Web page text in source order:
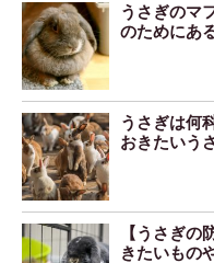
うさぎのマ
のためにあ
うさぎは何
おきたいう
【うさぎの
きたいもの